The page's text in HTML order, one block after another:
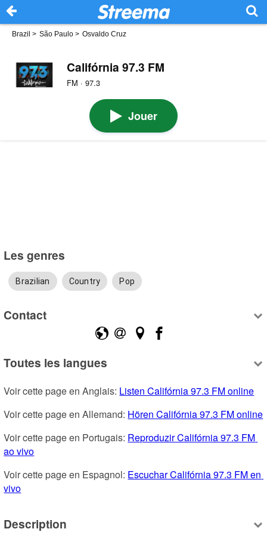
Brazil > São Paulo > Osvaldo Cruz
Califórnia 97.3 FM
FM · 97.3
Jouer
Les genres
Brazilian Country Pop
Contact
Toutes les langues
Voir cette page en Anglais: Listen Califórnia 97.3 FM online
Voir cette page en Allemand: Hören Califórnia 97.3 FM online
Voir cette page en Portugais: Reproduzir Califórnia 97.3 FM
ao vivo
Voir cette page en Espagnol: Escuchar Califórnia 97.3 FM en
vivo
Description